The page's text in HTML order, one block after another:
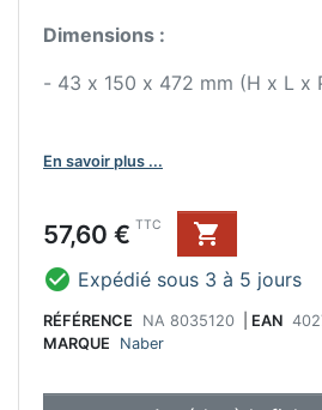
Dimensions :
- 43 x 150 x 472 mm (H x L x
En savoir plus ...
Prix
57,60 € TTC

 Expédié sous 3 à 5 jours
RÉFÉRENCE NA 8035120 EAN
MARQUE
Naber